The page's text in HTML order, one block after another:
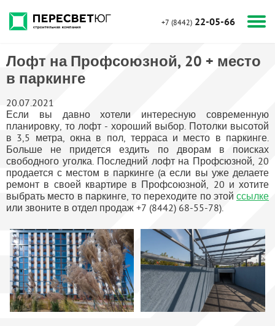
+7 (8442) 22-05-66
Лофт на Профсоюзной, 20 + место
в паркинге
20.07.2021
Если вы давно хотели интересную современную
планировку, то лофт - хороший выбор. Потолки высотой
в 3,5 метра, окна в пол, терраса и место в паркинге.
Больше не придется ездить по дворам в поисках
свободного уголка. Последний лофт на Профсюзной, 20
продается с местом в паркинге (а если вы уже делаете
ремонт в своей квартире в Профсоюзной, 20 и хотите
выбрать место в паркинге, то переходите по этой ссылке
или звоните в отдел продаж +7 (8442) 68-55-78).